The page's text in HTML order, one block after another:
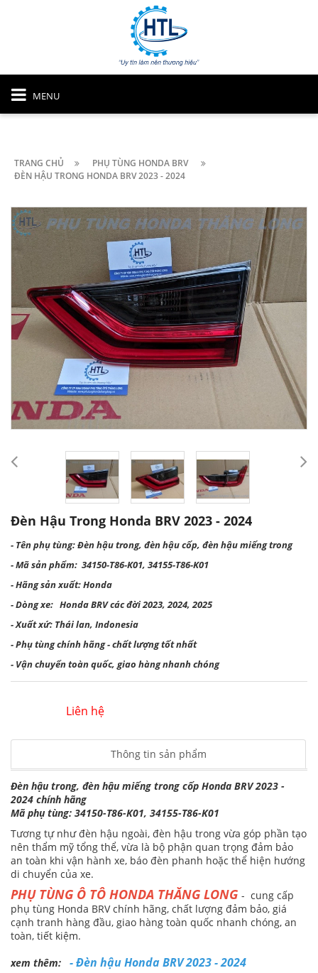
MENU
TRANG CHỦ
PHỤ TÙNG HONDA BRV
ĐÈN HẬU TRONG HONDA BRV 2023 - 2024
Đèn Hậu Trong Honda BRV 2023 - 2024
- Tên phụ tùng: Đèn hậu trong, đèn hậu cốp, đèn hậu miếng trong
- Mã sản phẩm: 34150-T86-K01, 34155-T86-K01
- Hãng sản xuất: Honda
- Dòng xe: Honda BRV các đời 2023, 2024, 2025
- Xuất xứ: Thái lan, Indonesia
- Phụ tùng chính hãng - chất lượng tốt nhất
- Vận chuyển toàn quốc, giao hàng nhanh chóng
Liên hệ
Thông tin sản phẩm
Đèn hậu trong, đèn hậu miếng trong cốp Honda BRV 2023 -
2024 chính hãng
Mã phụ tùng: 34150-T86-K01, 34155-T86-K01
Tương tự như đèn hậu ngoài, đèn hậu trong vừa góp phần tạo
nên thẩm mỹ tổng thể, vừa là bộ phận quan trọng đảm bảo
an toàn khi vận hành xe, báo đèn phanh hoặc thể hiện hướng
di chuyển của xe.
PHỤ TÙNG Ô TÔ HONDA THĂNG LONG - cung cấp
phụ tùng Honda BRV chính hãng, chất lượng đảm bảo, giá
cạnh tranh hàng đầu, giao hàng toàn quốc nhanh chóng, an
toàn, tiết kiệm.
xem thêm: -Đèn hậu Honda BRV 2023 - 2024